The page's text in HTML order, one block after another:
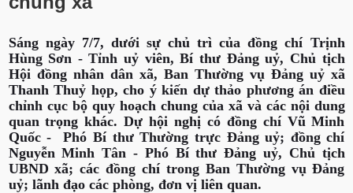
Sáng ngày 7/7, dưới sự chủ trì của đồng chí Trịnh
Hùng Sơn - Tỉnh uỷ viên, Bí thư Đảng uỷ, Chủ tịch
Hội đồng nhân dân xã, Ban Thường vụ Đảng uỷ xã
Thanh Thuỷ họp, cho ý kiến dự thảo phương án điều
chỉnh cục bộ quy hoạch chung của xã và các nội dung
quan trọng khác. Dự hội nghị có đồng chí Vũ Minh
Quốc - Phó Bí thư Thường trực Đảng uỷ; đồng chí
Nguyễn Minh Tân - Phó Bí thư Đảng uỷ, Chủ tịch
UBND xã; các đồng chí trong Ban Thường vụ Đảng
uỷ; lãnh đạo các phòng, đơn vị liên quan.